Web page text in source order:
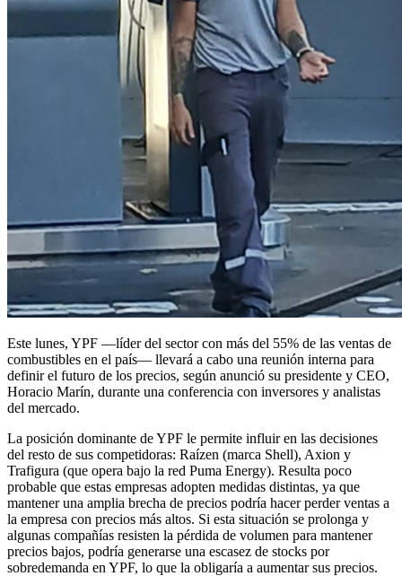
Este lunes, YPF —líder del sector con más del 55% de las ventas de
combustibles en el país— llevará a cabo una reunión interna para
definir el futuro de los precios, según anunció su presidente y CEO,
Horacio Marín, durante una conferencia con inversores y analistas
del mercado.
La posición dominante de YPF le permite influir en las decisiones
del resto de sus competidoras: Raízen (marca Shell), Axion y
Trafigura (que opera bajo la red Puma Energy). Resulta poco
probable que estas empresas adopten medidas distintas, ya que
mantener una amplia brecha de precios podría hacer perder ventas a
la empresa con precios más altos. Si esta situación se prolonga y
algunas compañías resisten la pérdida de volumen para mantener
precios bajos, podría generarse una escasez de stocks por
sobredemanda en YPF, lo que la obligaría a aumentar sus precios.